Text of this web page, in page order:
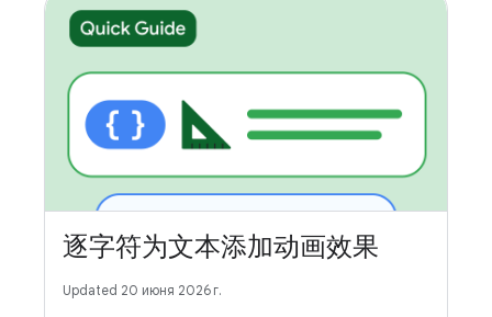
逐字符为文本添加动画效果
Updated 20 июня 2026 г.